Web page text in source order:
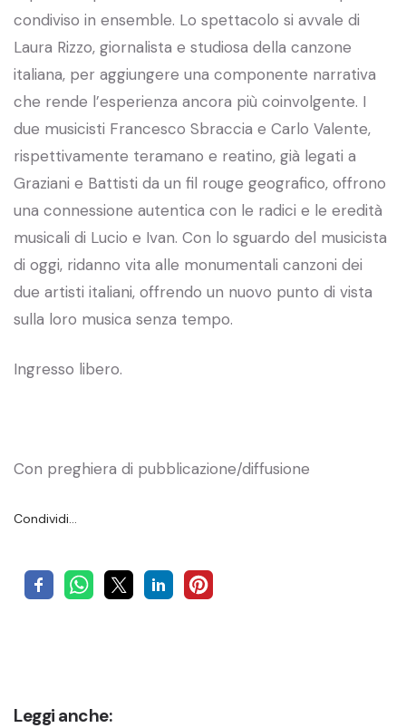
condiviso in ensemble. Lo spettacolo si avvale di
Laura Rizzo, giornalista e studiosa della canzone
italiana, per aggiungere una componente narrativa
che rende l’esperienza ancora più coinvolgente. I
due musicisti Francesco Sbraccia e Carlo Valente,
rispettivamente teramano e reatino, già legati a
Graziani e Battisti da un fil rouge geografico, offrono
una connessione autentica con le radici e le eredità
musicali di Lucio e Ivan. Con lo sguardo del musicista
di oggi, ridanno vita alle monumentali canzoni dei
due artisti italiani, offrendo un nuovo punto di vista
sulla loro musica senza tempo.
Ingresso libero.
Con preghiera di pubblicazione/diffusione
Condividi…
Leggi anche: